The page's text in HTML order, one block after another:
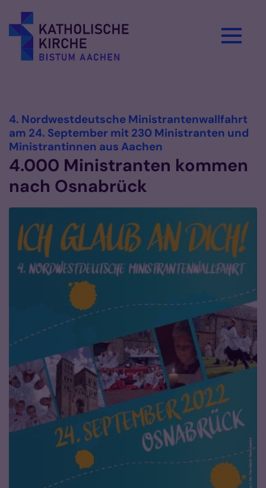
4. Nordwestdeutsche Ministrantenwallfahrt
am 24. September mit 230 Ministranten und
Ministrantinnen aus Aachen
4.000 Ministranten kommen
nach Osnabrück